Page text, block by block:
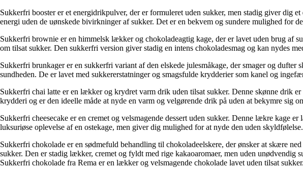
Sukkerfri booster er et energidrikpulver, der er formuleret uden sukker, men stadig giver
energi uden de uønskede bivirkninger af sukker. Det er en bekvem og sundere mulighed for
Sukkerfri brownie er en himmelsk lækker og chokoladeagtig kage, der er lavet uden brug af
om tilsat sukker. Den sukkerfri version giver stadig en intens chokoladesmag og kan nydes
Sukkerfri brunkager er en sukkerfri variant af den elskede julesmåkage, der smager og
sundheden. De er lavet med sukkererstatninger og smagsfulde krydderier som kanel og
Sukkerfri chai latte er en lækker og krydret varm drik uden tilsat sukker. Denne skønne drik
krydderi og er den ideelle måde at nyde en varm og velgørende drik på uden at bekymre sig
Sukkerfri cheesecake er en cremet og velsmagende dessert uden sukker. Denne lækre kage
luksuriøse oplevelse af en ostekage, men giver dig mulighed for at nyde den uden skyldfølelse.
Sukkerfri chokolade er en sødmefuld behandling til chokoladeelskere, der ønsker at skære
sukker. Den er stadig lækker, cremet og fyldt med rige kakaoaromaer, men uden unødvendig
Sukkerfri chokolade fra Rema er en lækker og velsmagende chokolade lavet uden tilsat